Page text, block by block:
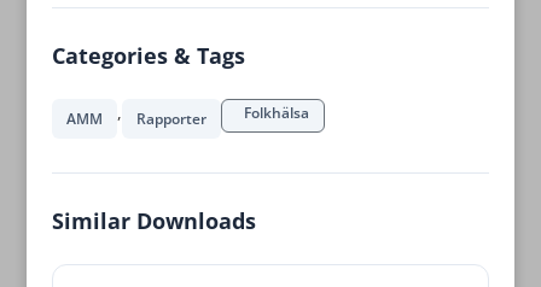
Categories & Tags
AMM , Rapporter Folkhälsa
Similar Downloads